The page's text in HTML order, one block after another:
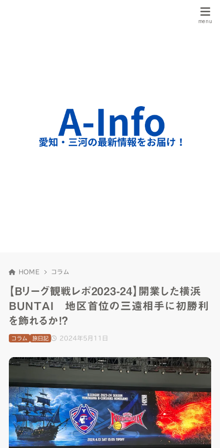
HOME コラム
【Bリーグ観戦レポ2023-24】開業した横浜
BUNTAI 地区首位の三遠相手に初勝利
を飾れるか！？
2024年5月11日
コラム 旅日記